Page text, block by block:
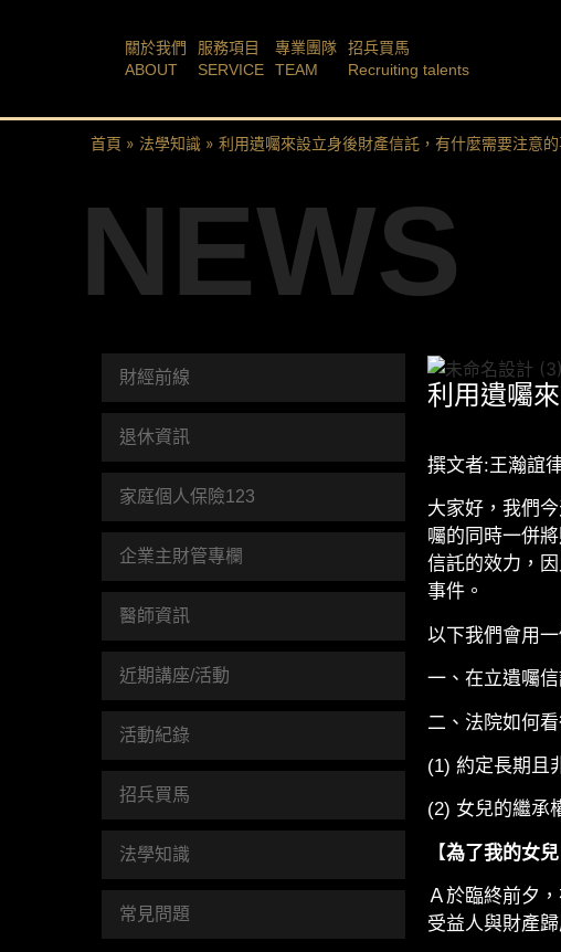
關於我們
ABOUT
服務項目
SERVICE
專業團隊
TEAM
招兵買馬
Recruiting talents
首頁 » 法學知識 » 利用遺囑來設立身後財產信託，有什麼需要注意的
NEWS
財經前線
退休資訊
家庭個人保險123
企業主財管專欄
醫師資訊
近期講座/活動
活動紀錄
招兵買馬
法學知識
常見問題
利用遺囑
撰文者:王瀚誼
大家好，我們
囑的同時一併
信託的效力，
事件。
以下我們會用
一、在立遺囑
二、法院如何
(1) 約定長期且
(2) 女兒的繼承
【為了我的女兒
Ａ於臨終前夕
受益人與財產